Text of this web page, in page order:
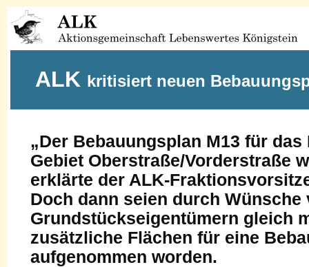
ALK kritisiert neuen
„Der Bebauungsplan M13 für
Gebiet Oberstraße/Vorder­straße
erklärte der ALK-
Doch dann seien durch Wünsche
Grundstückseigentümern gleich
zusätzliche Flächen für eine
aufgenommen worden.